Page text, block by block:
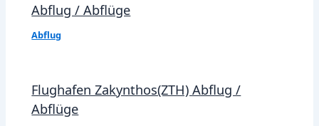
Abflug / Abflüge
Abflug
Flughafen Zakynthos(ZTH) Abflug /
Abflüge